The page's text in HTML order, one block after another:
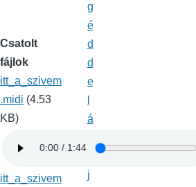
Csatolt
fájlok
itt_a_szivem
.midi (4.53
KB)
itt_a_szivem
g
é
d
d
e
á
j